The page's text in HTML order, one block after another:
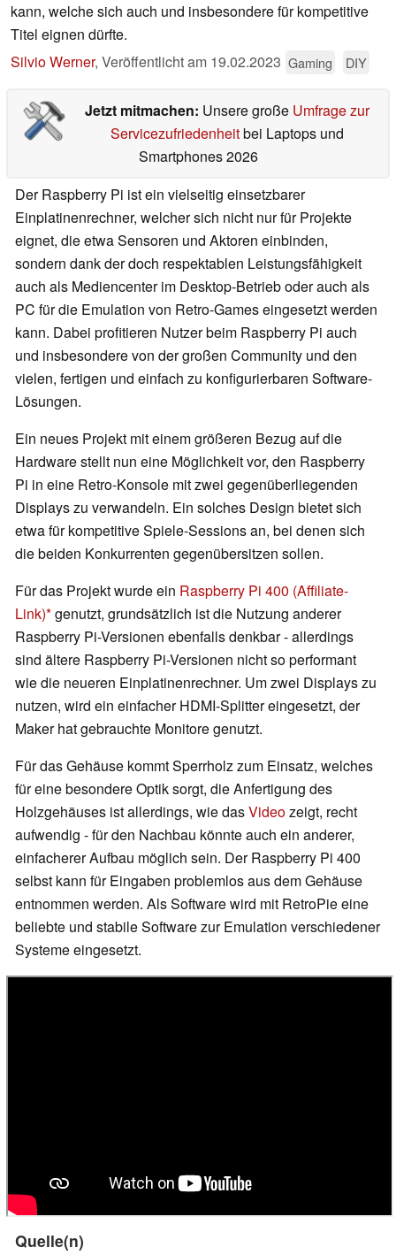
kann, welche sich auch und insbesondere für kompetitive
Titel eignen dürfte.
Silvio Werner, Veröffentlicht am 19.02.2023 Gaming DIY
Jetzt mitmachen: Unsere große Umfrage zur
Servicezufriedenheitbei Laptops und
Smartphones 2026
Der Raspberry Pi ist ein vielseitig einsetzbarer
Einplatinenrechner, welcher sich nicht nur für Projekte
eignet, die etwa Sensoren und Aktoren einbinden,
sondern dank der doch respektablen Leistungsfähigkeit
auch als Mediencenter im Desktop-Betrieb oder auch als
PC für die Emulation von Retro-Games eingesetzt werden
kann. Dabei profitieren Nutzer beim Raspberry Pi auch
und insbesondere von der großen Community und den
vielen, fertigen und einfach zu konfigurierbaren Software-
Lösungen.
Ein neues Projekt mit einem größeren Bezug auf die
Hardware stellt nun eine Möglichkeit vor, den Raspberry
Pi in eine Retro-Konsole mit zwei gegenüberliegenden
Displays zu verwandeln. Ein solches Design bietet sich
etwa für kompetitive Spiele-Sessions an, bei denen sich
die beiden Konkurrenten gegenübersitzen sollen.
Für das Projekt wurde ein Raspberry Pi 400 (Affiliate-
Link) genutzt, grundsätzlich ist die Nutzung anderer
Raspberry Pi-Versionen ebenfalls denkbar - allerdings
sind ältere Raspberry Pi-Versionen nicht so performant
wie die neueren Einplatinenrechner. Um zwei Displays zu
nutzen, wird ein einfacher HDMI-Splitter eingesetzt, der
Maker hat gebrauchte Monitore genutzt.
Für das Gehäuse kommt Sperrholz zum Einsatz, welches
für eine besondere Optik sorgt, die Anfertigung des
Holzgehäuses ist allerdings, wie dasVideozeigt, recht
aufwendig - für den Nachbau könnte auch ein anderer,
einfacherer Aufbau möglich sein. Der Raspberry Pi 400
selbst kann für Eingaben problemlos aus dem Gehäuse
entnommen werden. Als Software wird mit RetroPie eine
beliebte und stabile Software zur Emulation verschiedener
Systeme eingesetzt.
Quelle(n)